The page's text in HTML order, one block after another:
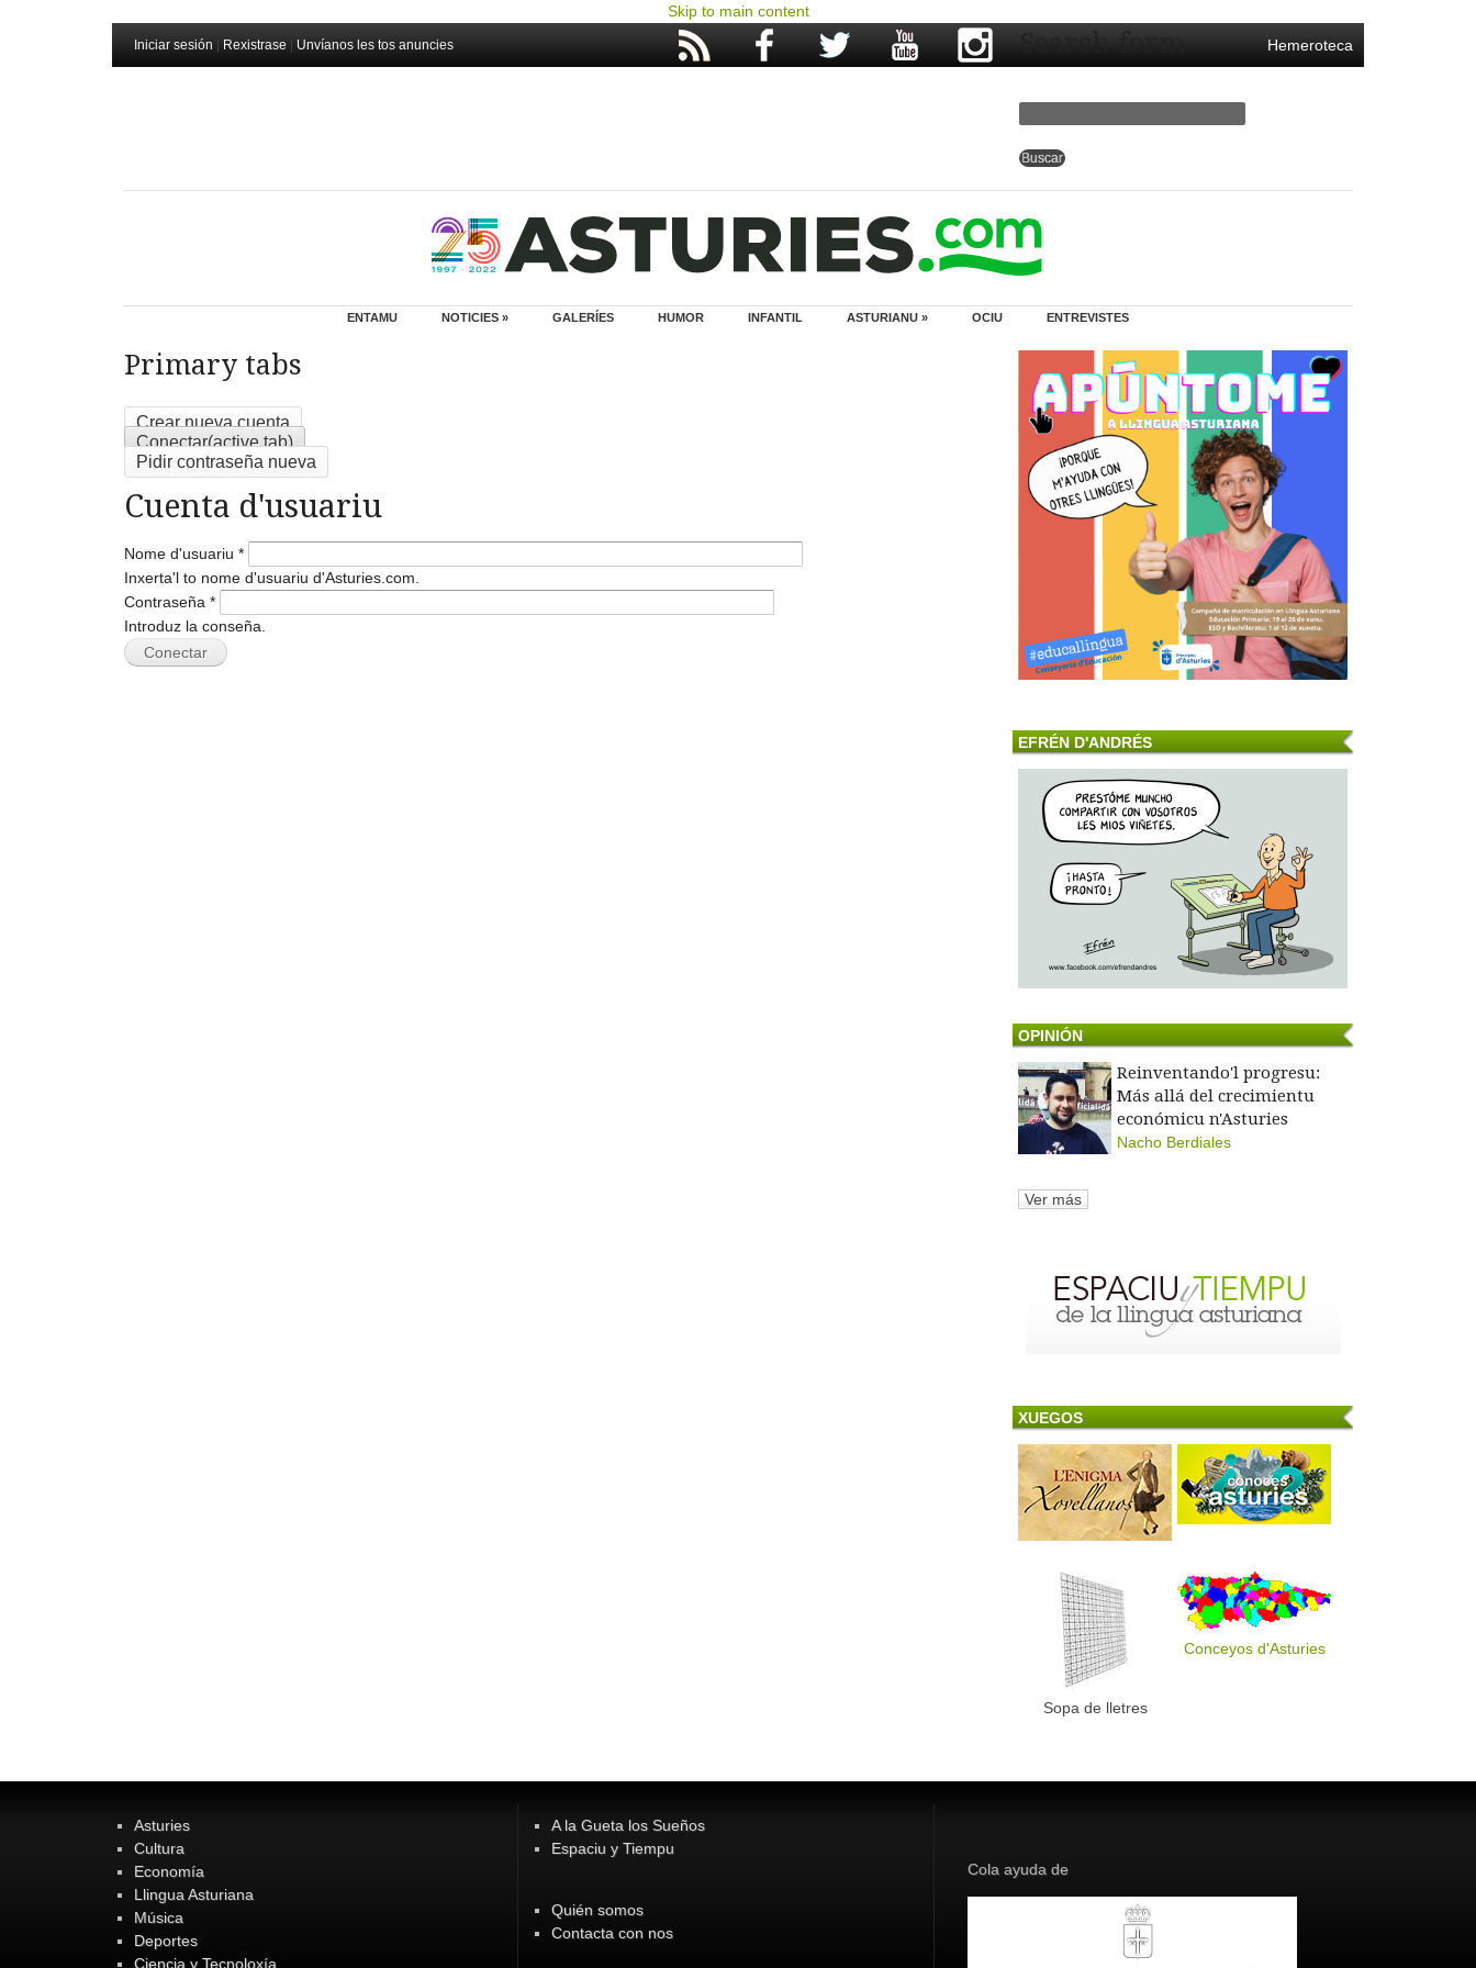
Skip to main content
Iniciar sesión Rexistrase Unvíanos les tos anuncies Hemeroteca
Search form
ENTAMU NOTICIES » GALERÍES HUMOR INFANTIL ASTURIANU » OCIU ENTREVISTES
Primary tabs
Crear nueva cuenta
Conectar(active tab)
Pidir contraseña nueva
Cuenta d'usuariu
Nome d'usuariu *
Inxerta'l to nome d'usuariu d'Asturies.com.
Contraseña *
Introduz la conseña.
EFRÉN D'ANDRÉS
OPINIÓN
Reinventando'l progresu:
Más allá del crecimientu
económicu n'Asturies
Nacho Berdiales
Ver más
XUEGOS
Sopa de lletres
Conceyos d'Asturies
Asturies
Cultura
Economía
Llingua Asturiana
Música
Deportes
Ciencia y Tecnoloxía
A la Gueta los Sueños
Espaciu y Tiempu
Quién somos
Contacta con nos
Cola ayuda de